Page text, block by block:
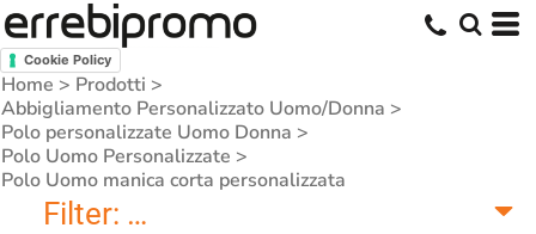
Cookie Policy
Home > Prodotti >
Abbigliamento Personalizzato Uomo/Donna >
Polo personalizzate Uomo Donna >
Polo Uomo Personalizzate >
Polo Uomo manica corta personalizzata
Filter: Polo Uomo manica corta